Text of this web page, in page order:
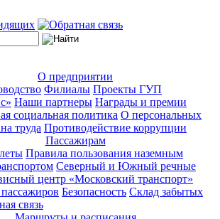
О предприятии
Филиалы Проекты ГУП
Наши партнеры Награды и премии
социальная политика О персональных
труда Противодействие коррупции
Пассажирам
Правила пользования наземным
Северный и Южный речные
центр «Московский транспорт»
Безопасность Склад забытых
связь